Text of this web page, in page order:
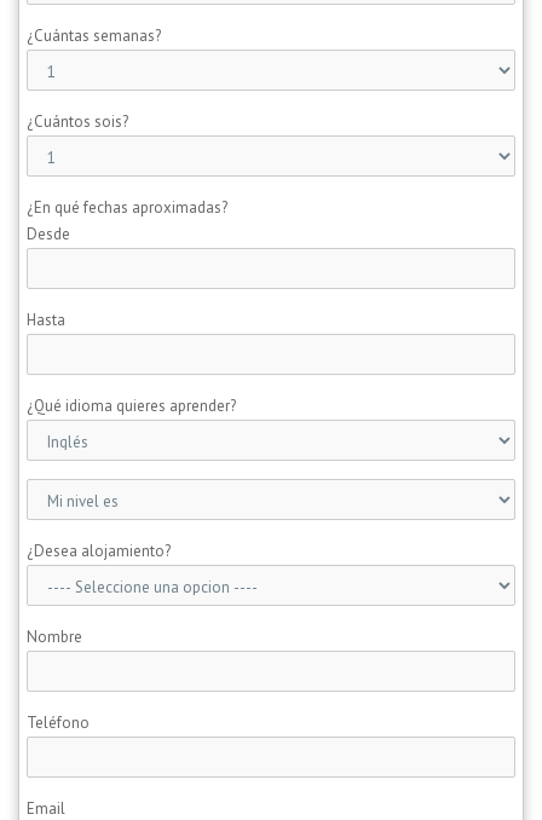
¿Cuántas semanas?
¿Cuántos sois?
¿En qué fechas aproximadas?
Desde
Hasta
¿Qué idioma quieres aprender?
¿Desea alojamiento?
Nombre
Teléfono
Email